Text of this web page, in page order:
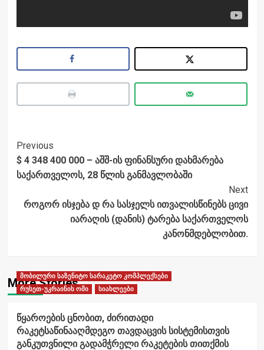
Post
Navigation
Previous
$ 4 348 400 000 – აშშ-ის ფინანსური დახმარება
საქართველოს, 28 წლის განმავლობაში
Next
როგორ ისჯება დ რა სასჯელს ითვალისწინებს ცივი
იარაღის (დანის) ტარება საქართველოს
კანონმდებლობით.
More Stories
მობილური საზენიტო სარაკეტო კომპლექსები
რუსეთ-უკრაინის ომი
სიახლეები
წყაროების ცნობით, ძირითადი
რაკეტსაწინააღმდეგო თავდაცვის სისტემისთვის
განკუთვნილი გადამჭრელი რაკეტების თითქმის